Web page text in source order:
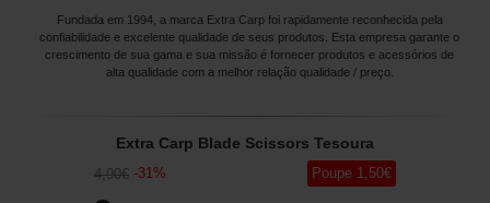
Fundada em 1994, a marca Extra Carp foi rapidamente reconhecida pela
confiabilidade e excelente qualidade de seus produtos. Esta empresa garante o
crescimento de sua gama e sua missão é fornecer produtos e acessórios de
alta qualidade com a melhor relação qualidade / preço.
Extra Carp Blade Scissors Tesoura
4,90€ -31% Poupe 1 ,50€